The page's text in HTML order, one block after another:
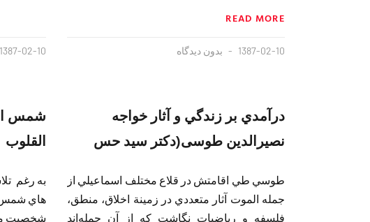
READ MORE
1387-02-10 بدون دیدگاه 1387-02-10
درآمدي بر زندگي و آثار خواجه
نصيرالدين طوسی(دکتر سید حس
طوسي طي اقامتش در قلاع مختلف اسماعيلي از
جمله الموت آثار متعددي در زمينة اخلاق، منطق،
فلسفه و رياضيات نگاشت كه از آن جمله‌اند
شمس
القلوب
به ‌رغم
هاي شمس‌
شخصيت